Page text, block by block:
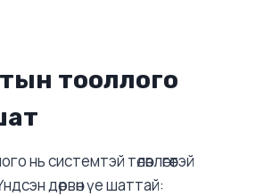
тооллого
нь системтэй төлөвлөгөөтэй
дөрвөн үе шаттай: